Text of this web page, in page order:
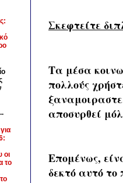
Σκεφτείτε
Τα μέσα
πολλούς
αποσυρθεί
Επομένως,
δεκτό αυτό το
οι
το